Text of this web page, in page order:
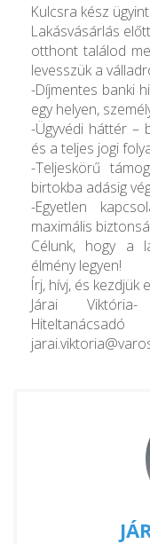
Kulcsra kész
Lakásvásárlás
otthont találod
levesszük a
-Díjmentes banki
egy helyen,
-Ügyvédi háttér –
és a teljes jogi
-Teljeskörű
birtokba adásig
-Egyetlen
maximális
Célunk, hogy a
élmény legyen!
Írj, hívj, és kezdjük
Járai Viktória-